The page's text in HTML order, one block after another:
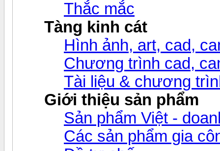
Thắc mắc
Tàng kinh cát
Hình ảnh, art, cad,
Chương trình cad,
Tài liệu & chương
Giới thiệu sản phẩm
Sản phẩm Việt -
Các sản phẩm gia